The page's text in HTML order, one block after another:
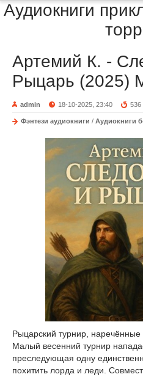
Аудиокниги
Артемий К. -
Рыцарь (2025)
admin 18-10-2025, 23:40 536
Фэнтези аудиокниги / Аудиокниги
Рыцарский турнир,
Малый весенний турнир
преследующая одну
похитить лорда и леди.